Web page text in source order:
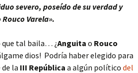
severo, poseído de su verdad y
Varela».
que tal baila… ¿Anguita o Rouco
dios! Podría haber elegido para
la III República a algún político del